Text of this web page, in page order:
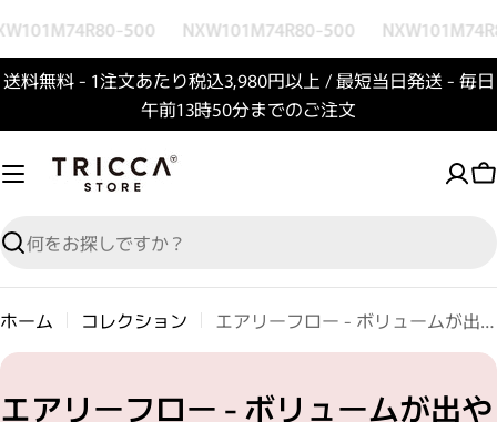
500 NXW101M74R80-500
送料無料 - 1注文あたり税込3,980円以上 / 最短当日発送 - 毎日
午前13時50分までのご注文
検索
ホーム コレクション エアリーフロー - ボリュームが出やすい髪用
コレクション:
エアリーフロー - ボリュームが出や